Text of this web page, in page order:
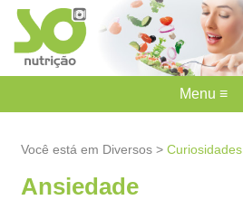
Você está em Diversos >Curiosidades
Ansiedade